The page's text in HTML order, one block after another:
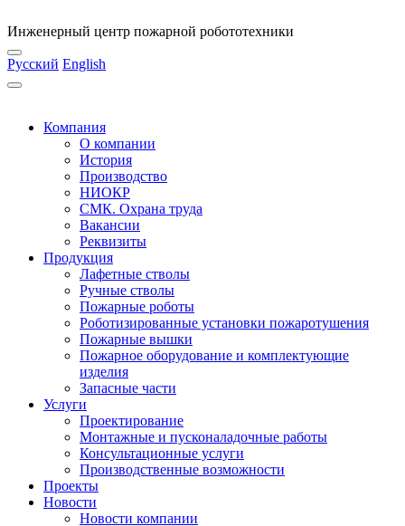
Инженерный центр пожарной робототехники
Русский English
Компания
О компании
История
Производство
НИОКР
СМК. Охрана труда
Вакансии
Реквизиты
Продукция
Лафетные стволы
Ручные стволы
Пожарные роботы
Роботизированные установки пожаротушения
Пожарные вышки
Пожарное оборудование и комплектующие
изделия
Запасные части
Услуги
Проектирование
Монтажные и пусконаладочные работы
Консультационные услуги
Производственные возможности
Проекты
Новости
Новости компании